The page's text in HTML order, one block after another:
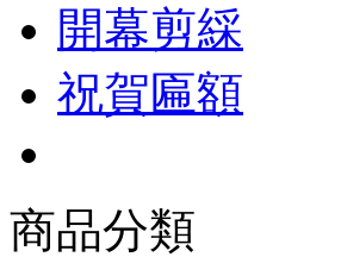
開幕剪綵
祝賀匾額
商品分類